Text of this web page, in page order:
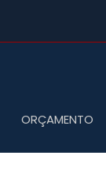
ORÇAMENTO